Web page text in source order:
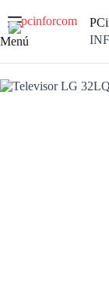
contenido
Menú